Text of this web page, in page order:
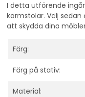
I detta utförende
karmstolar. Välj
att skydda dina
Färg:
Färg på stativ:
Material: